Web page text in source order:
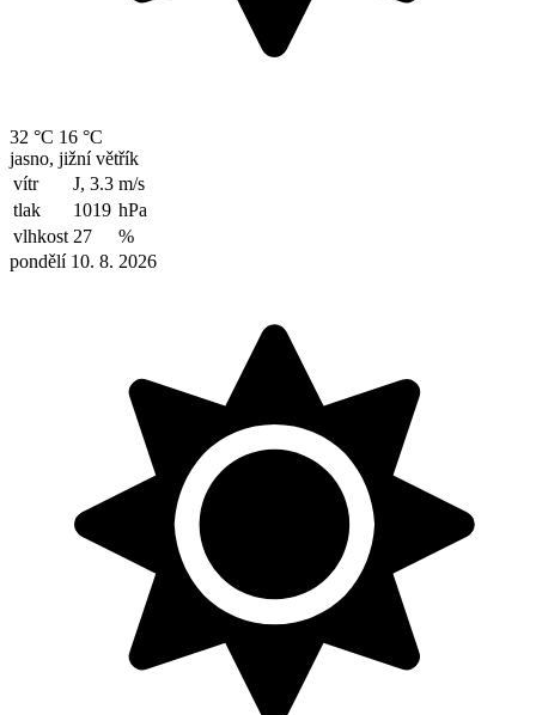
32 °C 16 °C
jasno, jižní větřík
vítr
J, 3.3 m/s
tlak
1019 hPa
vlhkost 27
%
pondělí 10. 8. 2026